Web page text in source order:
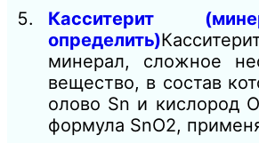
Касситерит
определить)
минерал, сложное
вещество, в состав
олово Sn и кислород
формула SnО2,